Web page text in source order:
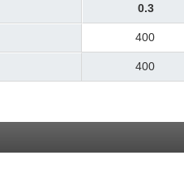
0.3
400
400